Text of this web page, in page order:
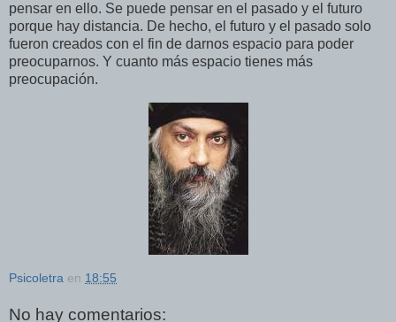
pensar en ello. Se puede pensar en el pasado y el futuro
porque hay distancia. De hecho, el futuro y el pasado solo
fueron creados con el fin de darnos espacio para poder
preocuparnos. Y cuanto más espacio tienes más
preocupación.
Psicoletra en 18:55
No hay comentarios: